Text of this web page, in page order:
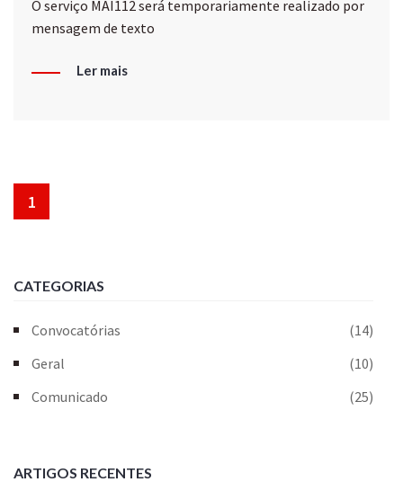
O serviço MAI112 será temporariamente realizado por
mensagem de texto
Ler mais
1
CATEGORIAS
Convocatórias
(14)
Geral
(10)
Comunicado
(25)
ARTIGOS RECENTES